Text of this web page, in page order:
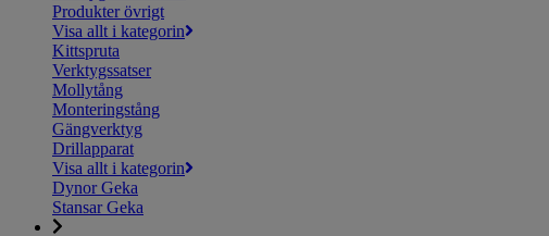
Produkter övrigt
Visa allt i kategorin
Kittspruta
Verktygssatser
Mollytång
Monteringstång
Gängverktyg
Drillapparat
Visa allt i kategorin
Dynor Geka
Stansar Geka